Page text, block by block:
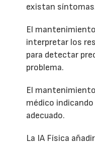
existan
El
interpretar los
para detectar
problema.
El
médico
adecuado.
La IA Física